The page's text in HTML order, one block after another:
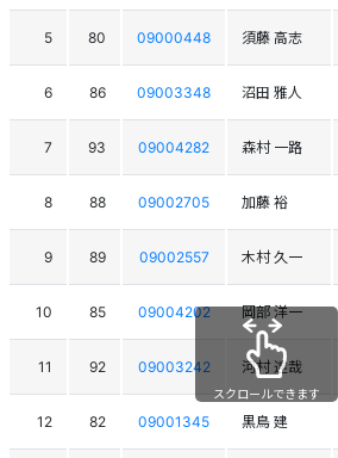
5 80 09000448 須藤 高志
6 86 09003348 沼田 雅人
7 93 09004282 森村 一路
8 88 09002705 加藤 裕
9 89 09002557 木村 久一
10 85 09004202 岡部 洋一
11 92 09003242 河村 達哉
12 82 09001345 黒鳥 建
スクロールできます